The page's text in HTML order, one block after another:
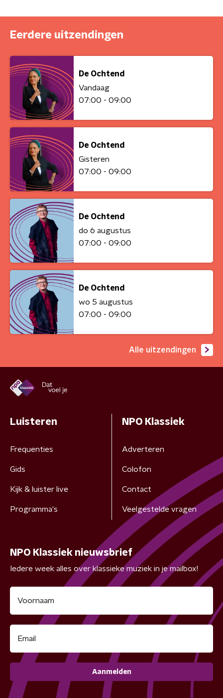
Eerdere uitzendingen
De Ochtend
Vandaag
07:00 - 09:00
De Ochtend
Gisteren
07:00 - 09:00
De Ochtend
do 6 augustus
07:00 - 09:00
De Ochtend
wo 5 augustus
07:00 - 09:00
Alle uitzendingen
Luisteren
Frequenties
Gids
Kijk & luister live
Programma's
NPO Klassiek
Adverteren
Colofon
Contact
Veelgestelde vragen
NPO Klassiek nieuwsbrief
Iedere week alles over klassieke muziek in je mailbox!
Aanmelden